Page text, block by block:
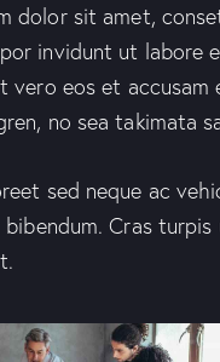
dolor sit amet,
invidunt ut labore
vero eos et
no sea takimata
sed neque ac
Cras